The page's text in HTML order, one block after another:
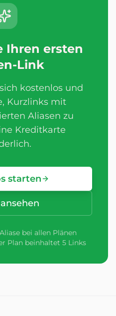
Ihren ersten
Link
kostenlos und
Kurzlinks mit
Aliasen zu
Kreditkarte
starten
bei allen Plänen
Plan beinhaltet 5 Links